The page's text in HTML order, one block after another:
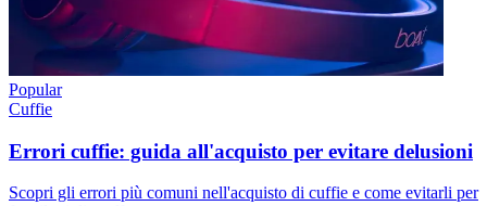
Popular
Cuffie
Errori cuffie: guida all'acquisto per evitare delusioni
Scopri gli errori più comuni nell'acquisto di cuffie e come evitarli per